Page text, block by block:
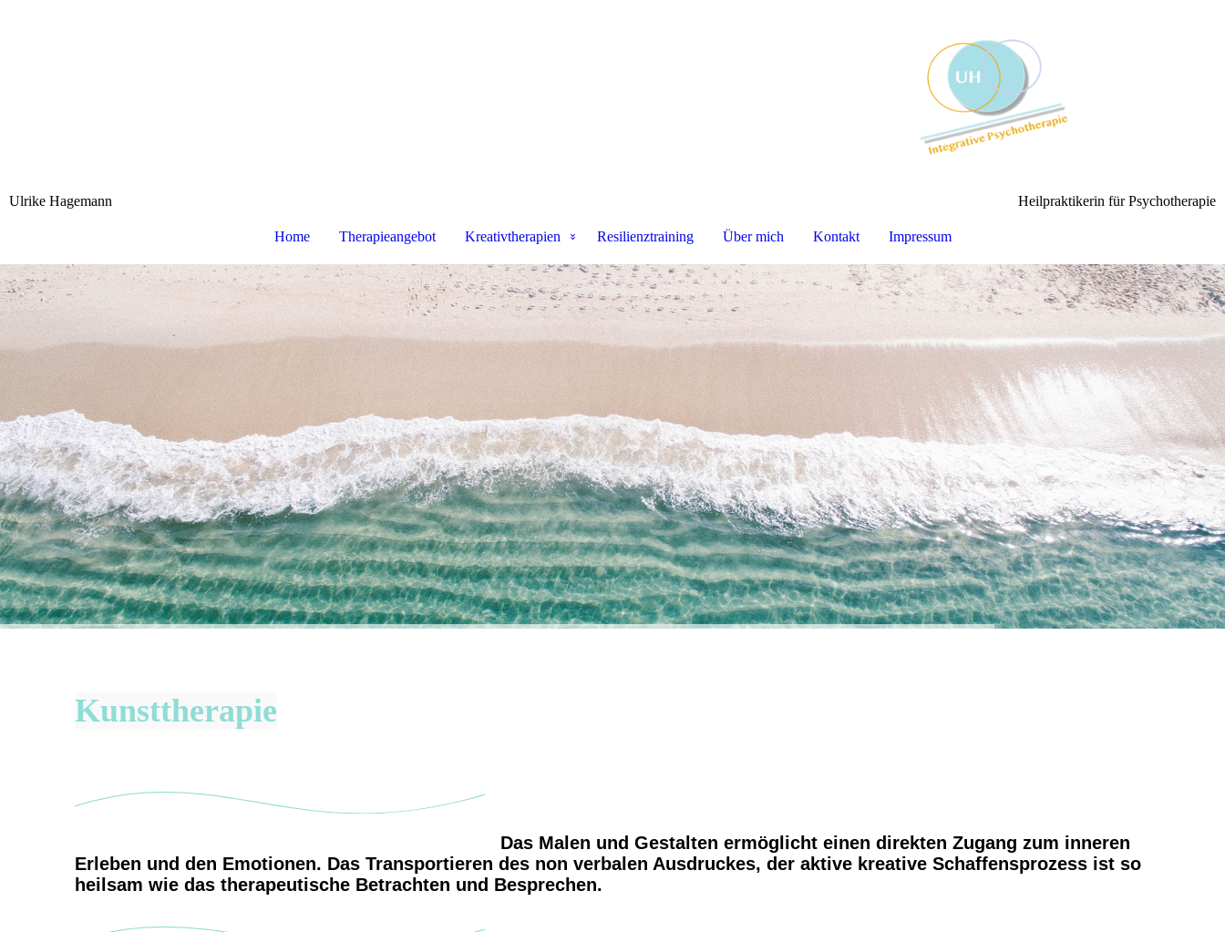
Ulrike Hagemann Heilpraktikerin für Psychotherapie
Home Therapieangebot Kreativtherapien Resilienztraining Über mich Kontakt Impressum
Kunsttherapie
Das Malen und Gestalten ermöglicht einen direkten Zugang zum inneren
Erleben und den Emotionen. Das Transportieren des non verbalen Ausdruckes, der aktive kreative Schaffensprozess ist so
heilsam wie das therapeutische Betrachten und Besprechen.